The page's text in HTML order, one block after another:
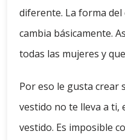
diferente. La forma
cambia básicamente.
todas las mujeres y
Por eso le gusta crear
vestido no te lleva a ti,
vestido. Es imposible